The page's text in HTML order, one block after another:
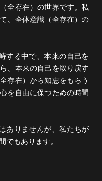
全存在）の世界です。私
、全体意識（全存在）の
する中で、本来の自己を
、本来の自己を取り戻す
存在）から知恵をもらう
を自由に保つための時間
ありませんが、私たちが
でもあります。